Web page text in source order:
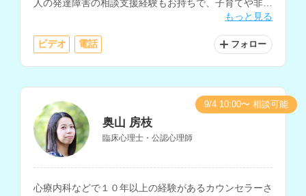
人の発達障害の相談支援経験もお持ちで、子育てや非
行、人間関係、仕事、依存など、様々な相談に対応され
もっと見る
ビデオ 電話 フォロー
奥山 房枝
臨床心理士・公認心理師
心療内科などで１０年以上の経験があるカウンセラーさ
9/4 10:00〜 相談可能